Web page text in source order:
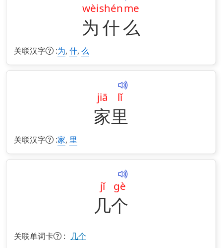
为
wèi
什
shén
么
me
关联汉字 :为, 什, 么
家
jiā
里
lǐ
关联汉字 :家, 里
几
jǐ
个
gè
关联单词卡 : 几个